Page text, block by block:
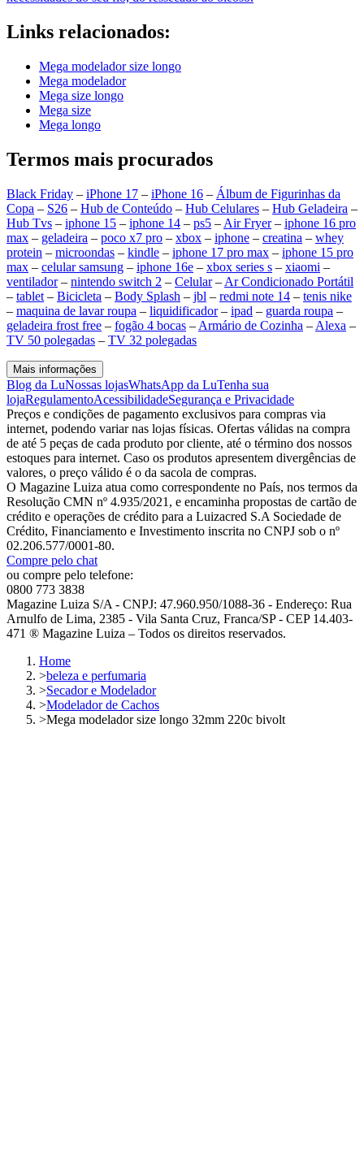
Links relacionados:
Mega modelador size longo
Mega modelador
Mega size longo
Mega size
Mega longo
Termos mais procurados
Black Friday – iPhone 17 – iPhone 16 – Álbum de Figurinhas da
Copa – S26 – Hub de Conteúdo – Hub Celulares – Hub Geladeira –
Hub Tvs – iphone 15 – iphone 14 – ps5 – Air Fryer– iphone 16 pro
max – geladeira – poco x7 pro – xbox – iphone – creatina – whey
protein – microondas – kindle – iphone 17 pro max – iphone 15 pro
max – celular samsung – iphone 16e – xbox series s – xiaomi –
ventilador– nintendo switch 2 – Celular– Ar Condicionado Portátil
– tablet – Bicicleta – Body Splash – jbl – redmi note 14 – tenis nike
– maquina de lavar roupa – liquidificador– ipad – guarda roupa –
geladeira frost free – fogão 4 bocas – Armário de Cozinha – Alexa –
TV 50 polegadas – TV 32 polegadas
Mais informações
Blog da LuNossas lojasWhatsApp da LuTenha sua
lojaRegulamentoAcessibilidadeSegurança e Privacidade
Preços e condições de pagamento exclusivos para compras via
internet, podendo variar nas lojas físicas. Ofertas válidas na compra
de até 5 peças de cada produto por cliente, até o término dos nossos
estoques para internet. Caso os produtos apresentem divergências de
valores, o preço válido é o da sacola de compras.
O Magazine Luiza atua como correspondente no País, nos termos da
Resolução CMN nº 4.935/2021, e encaminha propostas de cartão de
crédito e operações de crédito para a Luizacred S.A Sociedade de
Crédito, Financiamento e Investimento inscrita no CNPJ sob o nº
02.206.577/0001-80.
Compre pelo chat
ou compre pelo telefone:
0800 773 3838
Magazine Luiza S/A - CNPJ: 47.960.950/1088-36 - Endereço: Rua
Arnulfo de Lima, 2385 - Vila Santa Cruz, Franca/SP - CEP 14.403-
471 ® Magazine Luiza – Todos os direitos reservados.
Home
>beleza e perfumaria
>Secador e Modelador
>Modelador de Cachos
>Mega modelador size longo 32mm 220c bivolt